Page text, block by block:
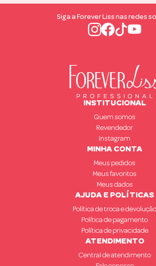
Siga a Forever Liss nas redes
INSTITUCIONAL
Quem somos
Revendedor
Instagram
MINHA CONTA
Meus pedidos
Meus favoritos
Meus dados
AJUDA E POLÍTICAS
Política de troca e devolução
Política de pagamento
Política de privacidade
ATENDIMENTO
Central de atendimento